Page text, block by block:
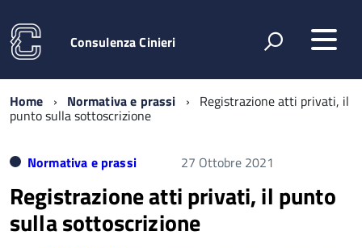
Consulenza Cinieri
Home Normativa e prassi Registrazione atti privati, il
punto sulla sottoscrizione
Normativa e prassi 27 Ottobre 2021
Registrazione atti privati, il punto
sulla sottoscrizione